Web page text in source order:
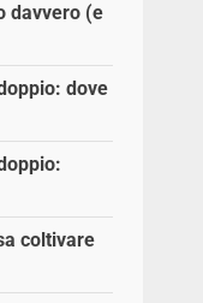
davvero (e
dove
coltivare